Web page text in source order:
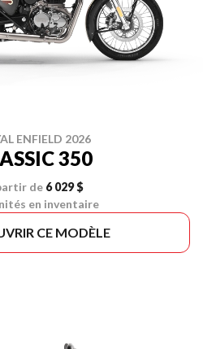
ENFIELD 2026
350
de 6 029 $
en inventaire
CE MODÈLE